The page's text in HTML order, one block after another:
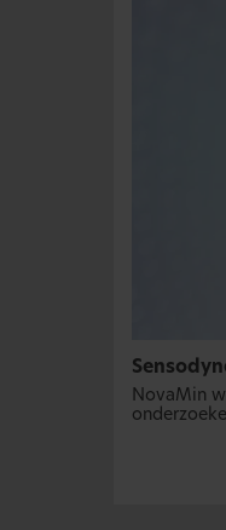
NovaMin